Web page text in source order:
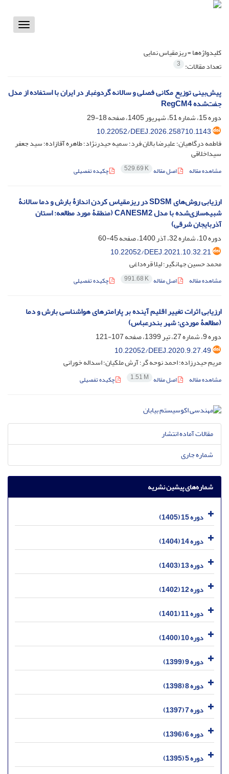
Toggle
کلیدواژه‌ها =ریزمقیاس نمایی
تعداد مقالات: 3
پیش‌بینی توزیع مکانی فصلی و سالانه گردوغبار در ایران با استفاده از مدل
جفت‌شده RegCM4
دوره 15، شماره 51، شهریور 1405، صفحه
18-29
‎10.22052/DEEJ.2026.258710.1143
فاطمه درگاهیان؛ علیرضا بالان فرد؛ سمیه حیدرنژاد؛ طاهره آقازاده؛ سید جعفر
سیداخلاقی
مشاهده مقاله اصل مقاله 529.69 K چکیده تفصیلی
ارزیابی روش‌های SDSM در ریز‌مقیاس کردن اندازۀ بارش و دما سالانۀ
شبیه‌سازی‌شده با مدل CANESM2 (منطقۀ مورد مطالعه: استان
آذربایجان‌ شرقی)
دوره 10، شماره 32، آذر 1400، صفحه
45-60
10.22052/DEEJ.2021.10.32.21
محمد حسین جهانگیر؛ لیلا قره‌داغی
مشاهده مقاله اصل مقاله 991.68 K چکیده تفصیلی
ارزیابی اثرات تغییر اقلیم آینده بر پارامترهای هواشناسی بارش و دما
(مطالعۀ موردی: شهر بندرعباس)
دوره 9، شماره 27، تیر 1399، صفحه
107-121
10.22052/DEEJ.2020.9.27.49
مریم حیدرزاده؛ احمد نوحه گر؛ آرش ملکیان؛ اسداله خورانی
مشاهده مقاله اصل مقاله 1.51 M چکیده تفصیلی
مقالات آماده انتشار
شماره جاری
شماره‌های پیشین نشریه
دوره 15 (1405)
دوره 14 (1404)
دوره 13 (1403)
دوره 12 (1402)
دوره 11 (1401)
دوره 10 (1400)
دوره 9 (1399)
دوره 8 (1398)
دوره 7 (1397)
دوره 6 (1396)
دوره 5 (1395)